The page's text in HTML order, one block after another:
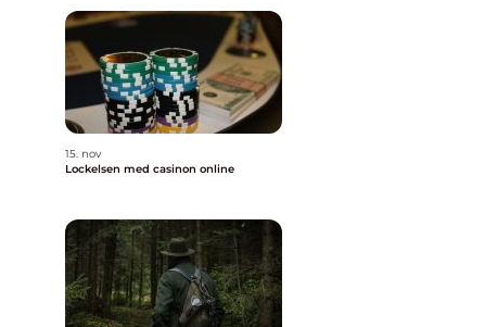
15. nov
Lockelsen med casinon online